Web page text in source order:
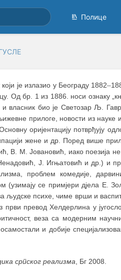
Полице
је излазио у Београду 1882–
Од бр. 1 из 1886. носи ознаку
и власник био је Светозар Љ.
прилоге, новости из
оријентацију потврђују
жене и др. Поред више
В. М. Јовановић, иако поезија не
Ј. Игњатовић и др.) и
проблем комедије,
се примјери дјела Е.
људске психе, чиме врши и
превод Хелдерлина у
веза са модерним
и добије
српског реализма , Бг 2008.